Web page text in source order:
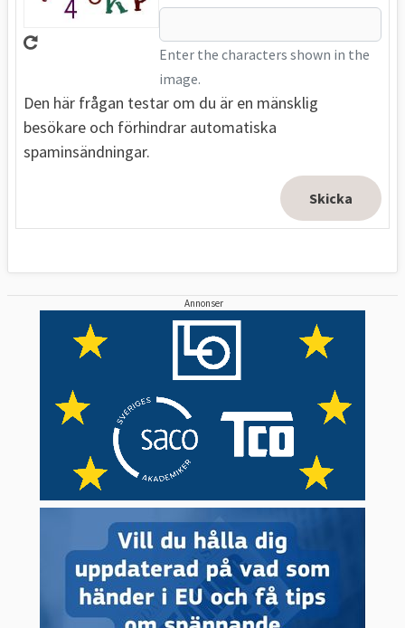
Enter the characters shown in the
image.
Den här frågan testar om du är en mänsklig
besökare och förhindrar automatiska
spaminsändningar.
Annonser